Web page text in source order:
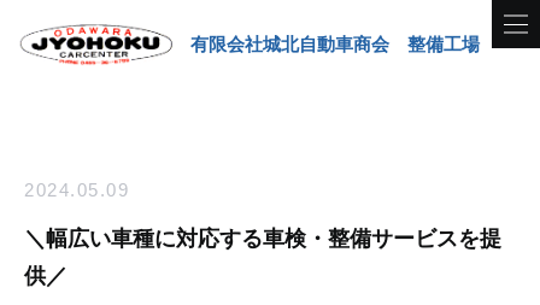
有限会社城北自動車商会 整備工場
2024.05.09
＼幅広い車種に対応する車検・整備サービスを提
供／